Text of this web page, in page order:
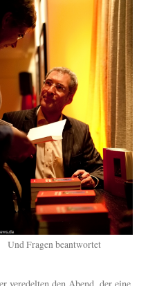
Und Fragen beantwortet